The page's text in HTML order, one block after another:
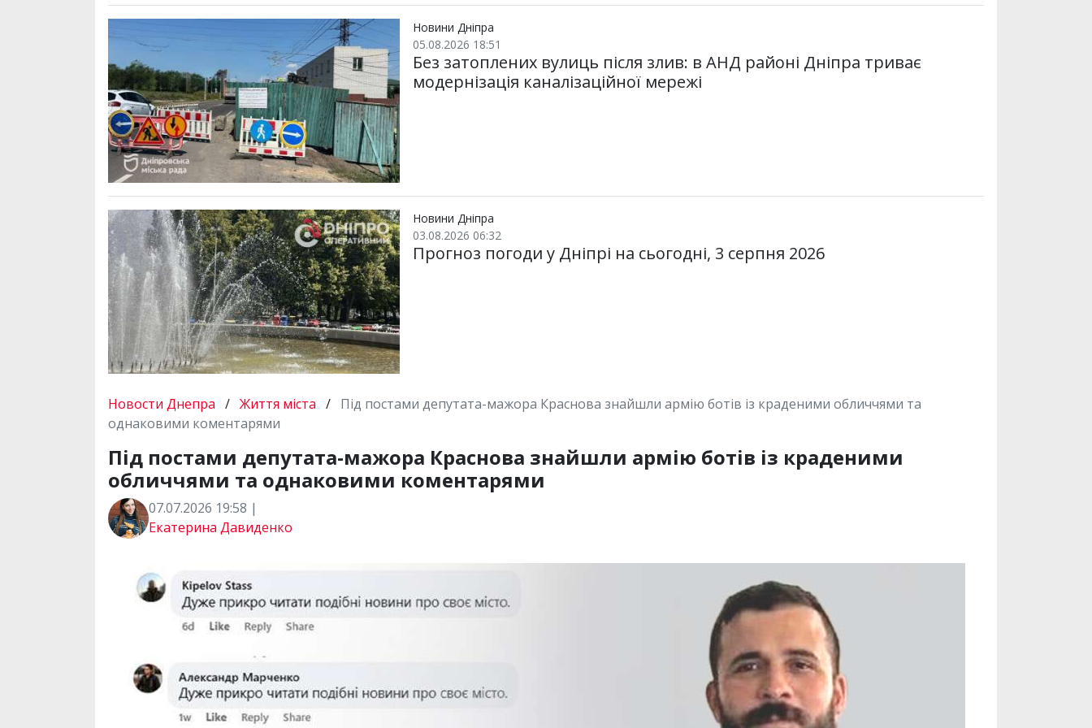
Новини Дніпра
05.08.2026 18:51
Без затоплених вулиць після злив: в АНД районі Дніпра триває
модернізація каналізаційної мережі
Новини Дніпра
03.08.2026 06:32
Прогноз погоди у Дніпрі на сьогодні, 3 серпня 2026
Новости Днепра / Життя міста / Під постами депутата-мажора Краснова знайшли армію ботів із краденими обличчями та
однаковими коментарями
Під постами депутата-мажора Краснова знайшли армію ботів із краденими
обличчями та однаковими коментарями
07.07.2026 19:58 |
Екатерина Давиденко